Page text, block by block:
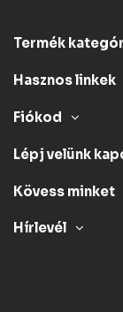
Termék
Hasznos linkek
Fiókod
Lépj velünk
Kövess minket
Hírlevél